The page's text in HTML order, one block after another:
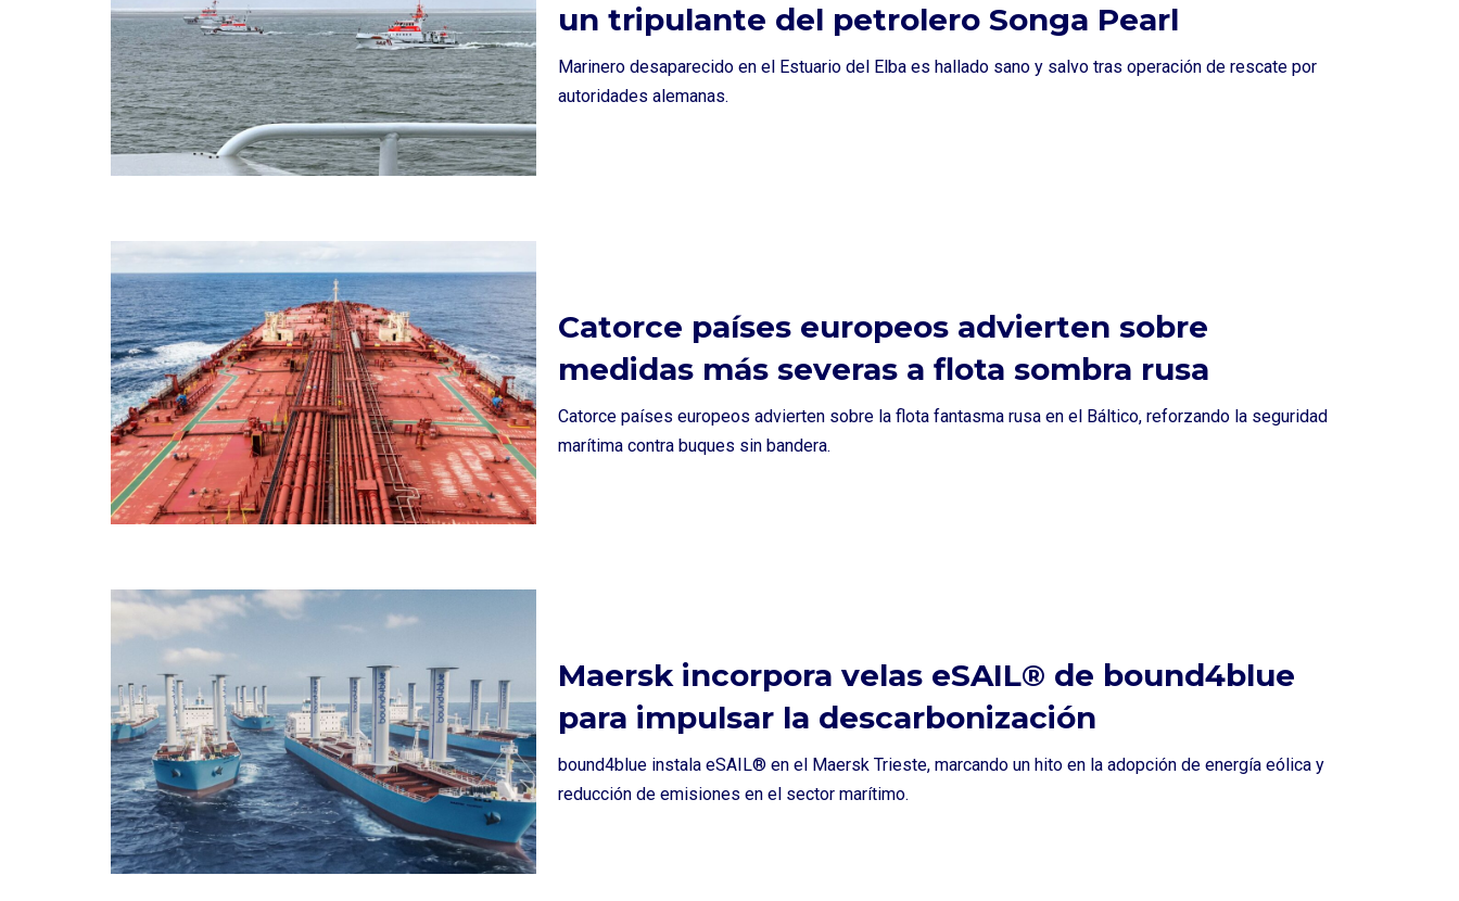
un tripulante del petrolero Songa Pearl
Marinero desaparecido en el Estuario del Elba es hallado sano y salvo tras operación de rescate por
autoridades alemanas.
Catorce países europeos advierten sobre
medidas más severas a flota sombra rusa
Catorce países europeos advierten sobre la flota fantasma rusa en el Báltico, reforzando la seguridad
marítima contra buques sin bandera.
Maersk incorpora velas eSAIL® de bound4blue
para impulsar la descarbonización
bound4blue instala eSAIL® en el Maersk Trieste, marcando un hito en la adopción de energía eólica y
reducción de emisiones en el sector marítimo.